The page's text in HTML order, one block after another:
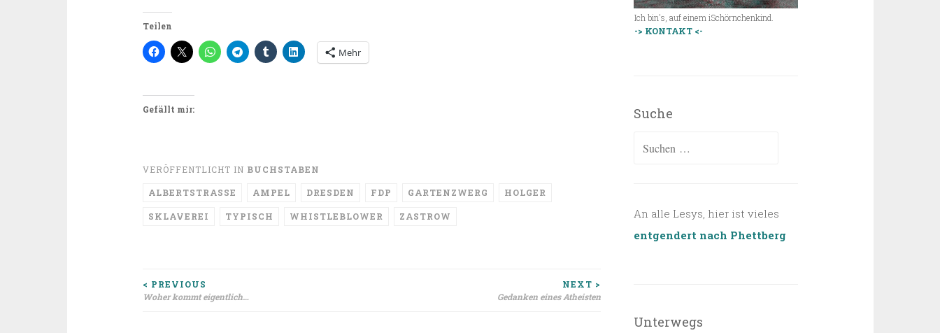
Teilen
Mehr
Gefällt mir:
VERÖFFENTLICHT IN BUCHSTABEN
ALBERTSTRASSE AMPEL DRESDEN FDP GARTENZWERG HOLGER
SKLAVEREI TYPISCH WHISTLEBLOWER ZASTROW
Beitragsnavigation
< PREVIOUS
Woher kommt eigentlich…
NEXT >
Gedanken eines Atheisten
Ich bin's, auf einem iSchörnchenkind.
-> KONTAKT <-
Suche
Suchen
An alle Lesys, hier ist vieles
entgendert nach Phettberg
Unterwegs